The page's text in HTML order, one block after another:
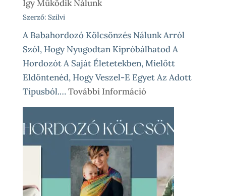
Így Működik Nálunk
Szerző: Szilvi
A Babahordozó Kölcsönzés Nálunk Arról
Szól, Hogy Nyugodtan Kipróbálhatod A
Hordozót A Saját Életetekben, Mielőtt
Eldöntenéd, Hogy Veszel-E Egyet Az Adott
Típusból.…További Információ:
Babahordozó
Kölcsönzés
Lépésről
Lépésre
Így
Működik